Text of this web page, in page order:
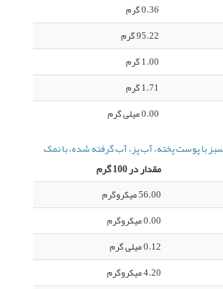
0.36 گرم
95.22 گرم
1.00 گرم
1.71 گرم
0.00 میلی گرم
با پوست پخته، آب پز، آب گرفته شده، با نمک
مقدار در 100 گرم
56.00 میکروگرم
0.00 میکروگرم
0.12 میلی گرم
4.20 میکروگرم